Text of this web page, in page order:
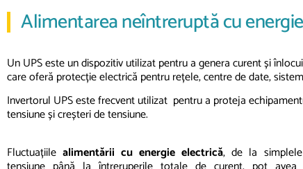
Alimentarea neîntreruptă cu
Un UPS este un dispozitiv utilizat pentru a genera curent și
care oferă protecție electrică pentru rețele, centre de date,
Invertorul UPS este frecvent utilizat pentru a proteja
tensiuneșicreșteride tensiune.
Fluctuațiile alimentării cu energie electrică, de la